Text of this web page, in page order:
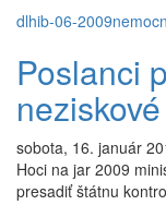
dlhib-06-2009
Poslanci
sobota, 16. január
Hoci na jar 2009
presadiť štátnu